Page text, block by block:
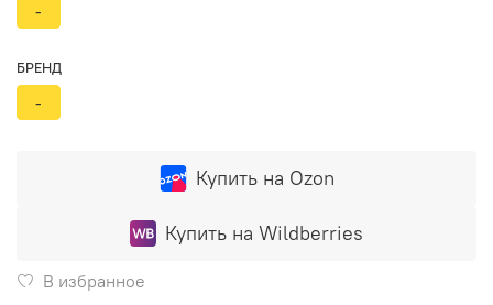
Купить на Ozon
Купить на Wildberries
В избранное
-
БРЕНД
-